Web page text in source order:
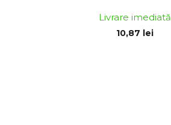
Livrare imediată
10,87 lei